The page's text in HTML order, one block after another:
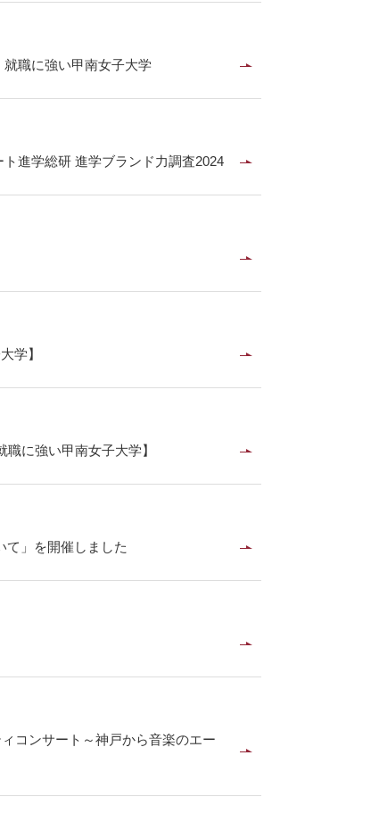
職に強い甲南女子大学
進学総研 進学ブランド力調査2024
学】
に強い甲南女子大学】
て」を開催しました
コンサート～神戸から音楽のエー